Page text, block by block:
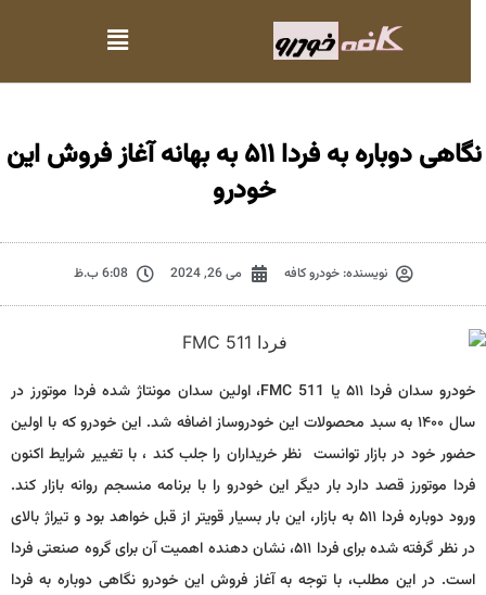
نگاهی دوباره به فردا ۵۱۱ به بهانه آغاز فروش این
خودرو
نویسنده:خودرو کافه می 26, 2024 6:08 ب.ظ
خودرو سدان فردا ۵۱۱ یا FMC 511، اولین سدان مونتاژ شده فردا موتورز در
سال ۱۴۰۰ به سبد محصولات این خودروساز اضافه شد. این خودرو که با اولین
حضور خود در بازار توانست نظر خریداران را جلب کند ، با تغییر شرایط اکنون
فردا موتورز قصد دارد بار دیگر این خودرو را با برنامه منسجم روانه بازار کند.
ورود دوباره فردا ۵۱۱ به بازار، این بار بسیار قویتر از قبل خواهد بود و تیراژ بالای
در نظر گرفته شده برای فردا ۵۱۱، نشان دهنده اهمیت آن برای گروه صنعتی فردا
است. در این مطلب، با توجه به آغاز فروش این خودرو نگاهی دوباره به فردا